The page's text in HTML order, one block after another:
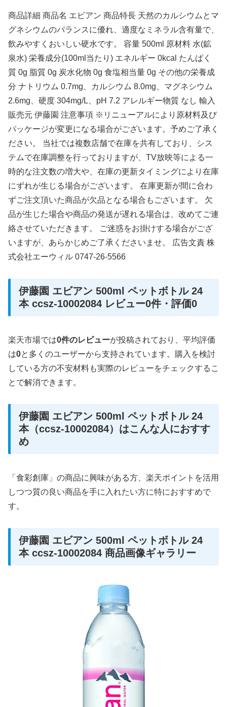
商品詳細 商品名 エビアン 商品特長 天然のカルシウムとマ
グネシウムのバランスに優れ、適度なミネラル含有量で、
飲みやすくおいしい硬水です。 容量 500ml 原材料 水(鉱
泉水) 栄養成分(100ml当たり) エネルギー 0kcal たんぱく
質 0g 脂質 0g 炭水化物 0g 食塩相当量 0g その他の栄養成
分 ナトリウム 0.7mg、カルシウム 8.0mg、マグネシウム
2.6mg、硬度 304mg/L、pH 7.2 アレルギー物質 なし 輸入
販売元 伊藤園 注意事項 ※リニューアルにより原材料及び
パッケージが変更になる場合がございます。予めご了承く
ださい。 当社では複数店舗で在庫を共有しており、シス
テムで在庫調整を行っておりますが、TV放映等による一
時的な注文数の増大や、在庫の更新タイミングにより在庫
にずれが生じる場合がございます。 在庫更新が間に合わ
ずご注文頂いた商品が欠品となる場合もございます。 欠
品が生じた場合や商品の発送が遅れる場合は、改めてご連
絡させていただきます。 ご迷惑をお掛けする場合がござ
いますが、あらかじめご了承くださいませ。 広告文責 株
式会社エーウィル 0747-26-5566
伊藤園 エビアン 500ml ペットボトル 24
本 ccsz-10002084 レビュー0件・評価0
楽天市場では0件のレビューが投稿されており、平均評価
は0と多くのユーザーから支持されています。購入を検討
している方の不安材料も実際のレビューをチェックするこ
とで解消できます。
伊藤園 エビアン 500ml ペットボトル 24
本（ccsz-10002084）はこんな人におすす
め
「食彩創庫」の商品に興味がある方、楽天ポイントを活用
しつつ質の良い商品を手に入れたい方に特におすすめで
す。
伊藤園 エビアン 500ml ペットボトル 24
本 ccsz-10002084 商品画像ギャラリー